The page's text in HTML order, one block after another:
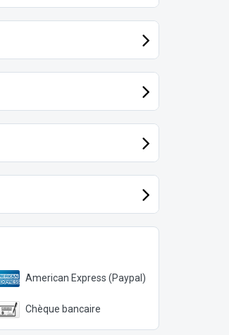
American Express (Paypal)
Chèque bancaire